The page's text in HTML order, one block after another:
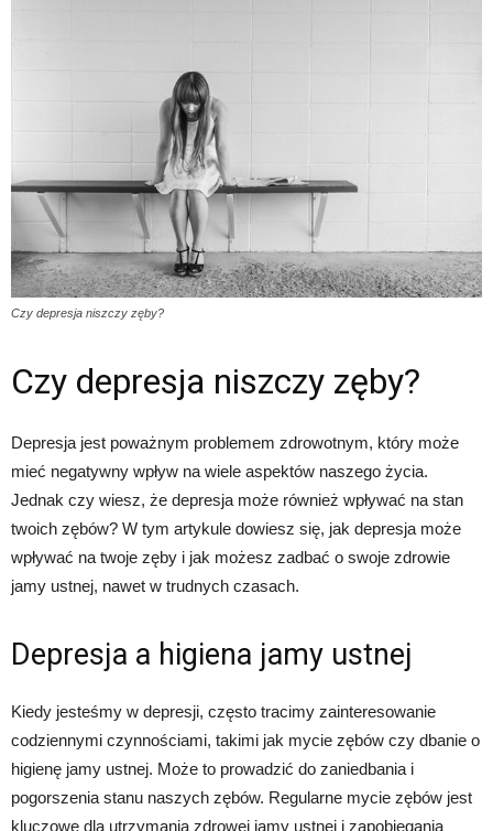
Czy depresja niszczy zęby?
Czy depresja niszczy zęby?
Depresja jest poważnym problemem zdrowotnym, który może
mieć negatywny wpływ na wiele aspektów naszego życia.
Jednak czy wiesz, że depresja może również wpływać na stan
twoich zębów? W tym artykule dowiesz się, jak depresja może
wpływać na twoje zęby i jak możesz zadbać o swoje zdrowie
jamy ustnej, nawet w trudnych czasach.
Depresja a higiena jamy ustnej
Kiedy jesteśmy w depresji, często tracimy zainteresowanie
codziennymi czynnościami, takimi jak mycie zębów czy dbanie o
higienę jamy ustnej. Może to prowadzić do zaniedbania i
pogorszenia stanu naszych zębów. Regularne mycie zębów jest
kluczowe dla utrzymania zdrowej jamy ustnej i zapobiegania